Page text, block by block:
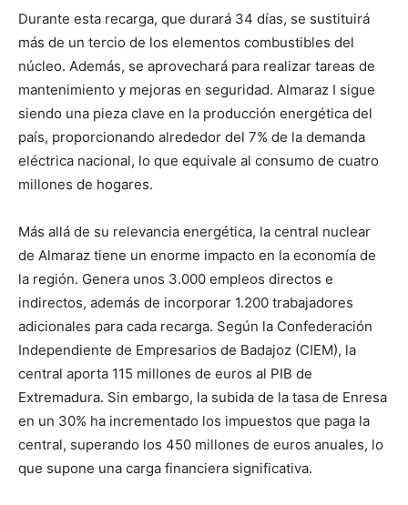
Durante esta recarga, que durará 34 días, se sustituirá
más de un tercio de los elementos combustibles del
núcleo. Además, se aprovechará para realizar tareas de
mantenimiento y mejoras en seguridad. Almaraz I sigue
siendo una pieza clave en la producción energética del
país, proporcionando alrededor del 7% de la demanda
eléctrica nacional, lo que equivale al consumo de cuatro
millones de hogares.
Más allá de su relevancia energética, la central nuclear
de Almaraz tiene un enorme impacto en la economía de
la región. Genera unos 3.000 empleos directos e
indirectos, además de incorporar 1.200 trabajadores
adicionales para cada recarga. Según la Confederación
Independiente de Empresarios de Badajoz (CIEM), la
central aporta 115 millones de euros al PIB de
Extremadura. Sin embargo, la subida de la tasa de Enresa
en un 30% ha incrementado los impuestos que paga la
central, superando los 450 millones de euros anuales, lo
que supone una carga financiera significativa.